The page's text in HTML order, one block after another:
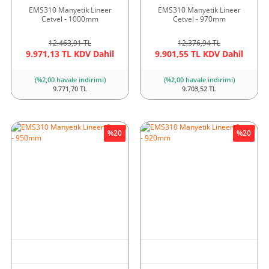
EMS310 Manyetik Lineer
Cetvel - 1000mm
12.463,91 TL
9.971,13 TL KDV Dahil
(%2,00 havale indirimi)
9.771,70 TL
EMS310 Manyetik Lineer
Cetvel - 970mm
12.376,94 TL
9.901,55 TL KDV Dahil
(%2,00 havale indirimi)
9.703,52 TL
%20 %20